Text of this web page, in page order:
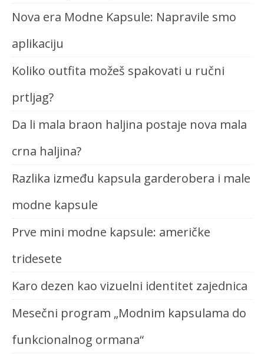
Nova era Modne Kapsule: Napravile smo
aplikaciju
Koliko outfita možeš spakovati u ručni
prtljag?
Da li mala braon haljina postaje nova mala
crna haljina?
Razlika između kapsula garderobera i male
modne kapsule
Prve mini modne kapsule: američke
tridesete
Karo dezen kao vizuelni identitet zajednica
Mesečni program „Modnim kapsulama do
funkcionalnog ormana“